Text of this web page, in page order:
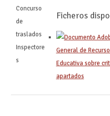
Ficheros
General de
Educativa sobre
apartados